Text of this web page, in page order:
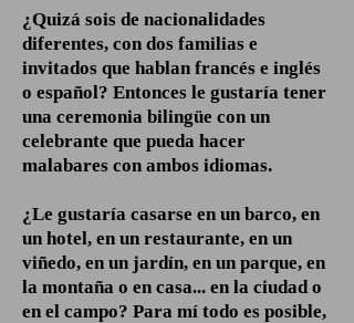
¿Quizá sois de nacionalidades
diferentes, con dos familias e
invitados que hablan francés e inglés
o español? Entonces le gustaría tener
una ceremonia bilingüe con un
celebrante que pueda hacer
malabares con ambos idiomas.
¿Le gustaría casarse en un barco, en
un hotel, en un restaurante, en un
viñedo, en un jardín, en un parque, en
la montaña o en casa... en la ciudad o
en el campo? Para mí todo es posible,